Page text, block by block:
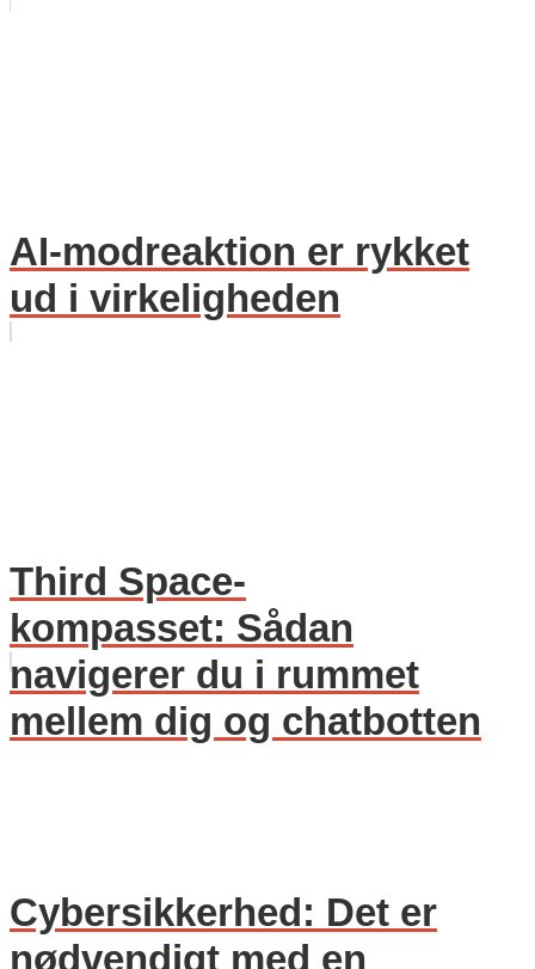
AI-modreaktion er rykket
ud i virkeligheden
Third Space-
kompasset: Sådan
navigerer du i rummet
mellem dig og chatbotten
Cybersikkerhed: Det er
nødvendigt med en